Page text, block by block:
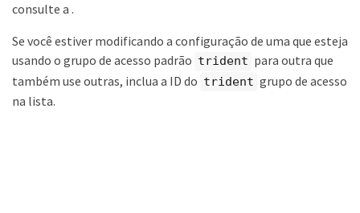
consulte a .
Se você estiver modificando a configuração de uma que esteja
usando o grupo de acesso padrão trident para outra que
também use outras, inclua a ID do trident grupo de acesso
na lista.